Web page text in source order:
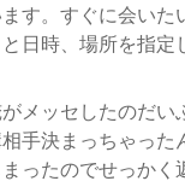
す。すぐに会いた
日時、場所を指定
がメッセしたのだい
手決まっちゃった
ったのでせっかく